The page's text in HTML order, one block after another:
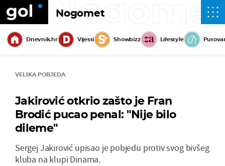
Nogomet
Dnevnik.hr Vijesti Showbizz Lifestyle
VELIKA POBJEDA
Jakirović otkrio zašto je Fran
Brodić pucao penal: "Nije bilo
dileme"
Sergej Jakirović upisao je pobjedu protiv svog bivšeg
kluba na klupi Dinama.